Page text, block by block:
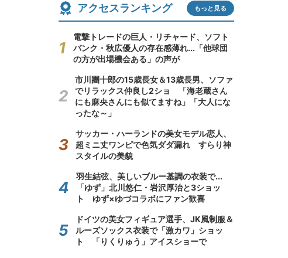
アクセスランキング もっと見る
電撃トレードの巨人・リチャード、ソフト
バンク・秋広優人の存在感薄れ...「他球団
の方が出場機会ある」の声が
市川團十郎の15歳長女＆13歳長男、ソファ
でリラックス仲良し2ショ 「海老蔵さん
にも麻央さんにも似てますね」「大人にな
ったな～」
サッカー・ハーランドの美女モデル恋人、
超ミニ丈ワンピで色気ダダ漏れ すらり神
スタイルの美貌
羽生結弦、美しいブルー基調の衣装で...
「ゆず」北川悠仁・岩沢厚治と3ショッ
ト ゆず×ゆづコラボにファン歓喜
ドイツの美女フィギュア選手、JK風制服＆
ルーズソックス衣装で「激カワ」ショッ
ト 「りくりゅう」アイスショーで